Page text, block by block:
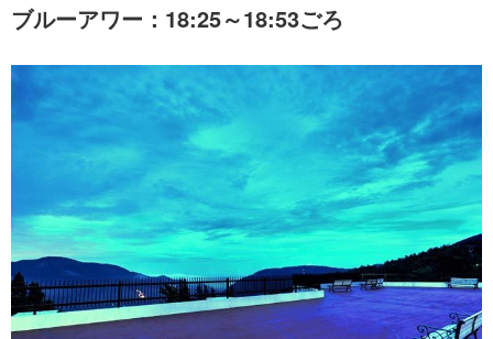
ブルーアワー：18:25～18:53ごろ